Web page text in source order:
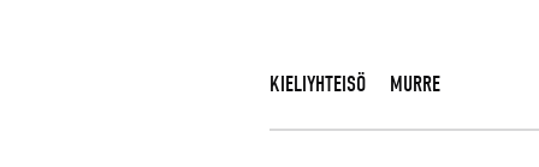
KIELIYHTEISÖ MURRE